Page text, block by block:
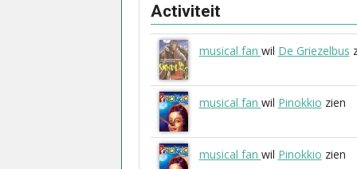
Activiteit
musical fan wil De Griezelbus
musical fan wil Pinokkio zien
musical fan wil Pinokkio zien